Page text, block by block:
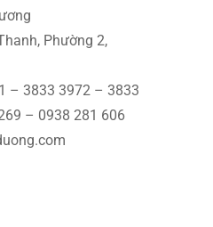
Phường 2,
– 3833 3972 – 3833
– 0938 281 606